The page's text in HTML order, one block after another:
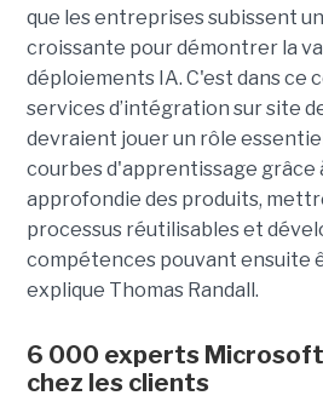
que les entreprises subissent
croissante pour démontrer la
déploiements IA. C'est dans ce
services d’intégration sur site
devraient jouer un rôle
courbes d'apprentissage grâce
approfondie des produits,
processus réutilisables et
compétences pouvant ensuite
explique Thomas Randall.
6 000 experts
chez les clients